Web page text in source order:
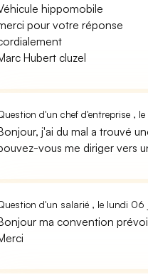
hippomobile
pour votre réponse
Hubert cluzel
d'un chef d'entreprise ,
j'ai du mal a trouvé
vous me diriger vers
d'un salarié , le lundi
ma convention